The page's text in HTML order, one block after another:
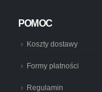
POMOC
Koszty dostawy
Formy płatności
Regulamin